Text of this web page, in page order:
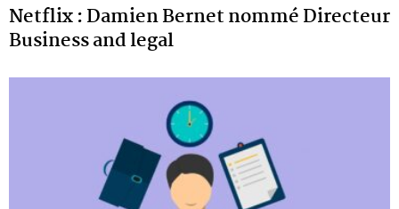
Netflix : Damien Bernet nommé Directeur
Business and legal